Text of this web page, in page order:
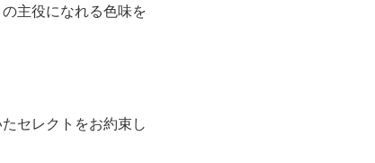
主役になれる色味を
セレクトをお約束し